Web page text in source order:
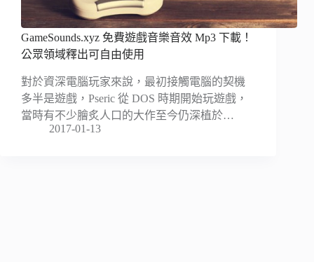
GameSounds.xyz 免費遊戲音樂音效 Mp3 下載！
公眾領域釋出可自由使用
對於資深電腦玩家來說，最初接觸電腦的契機
多半是遊戲，Pseric 從 DOS 時期開始玩遊戲，
當時有不少膾炙人口的大作至今仍深植於…
2017-01-13